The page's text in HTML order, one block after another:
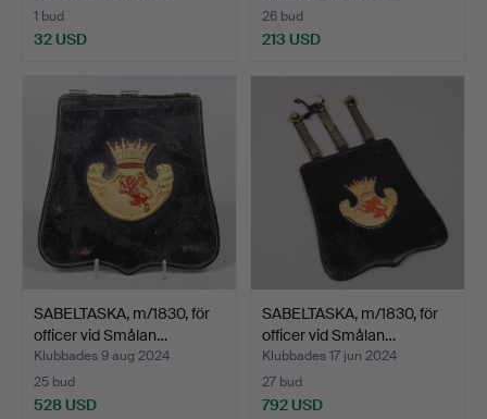
1 bud
32 USD
26 bud
213 USD
SABELTASKA, m/1830, för
officer vid Smålan…
Klubbades 9 aug 2024
25 bud
528 USD
SABELTASKA, m/1830, för
officer vid Smålan…
Klubbades 17 jun 2024
27 bud
792 USD